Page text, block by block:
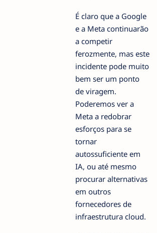
É claro que a Google
e a Meta continuarão
a competir
ferozmente, mas este
incidente pode muito
bem ser um ponto
de viragem.
Poderemos ver a
Meta a redobrar
esforços para se
tornar
autossuficiente em
IA, ou até mesmo
procurar alternativas
em outros
fornecedores de
infraestrutura cloud.